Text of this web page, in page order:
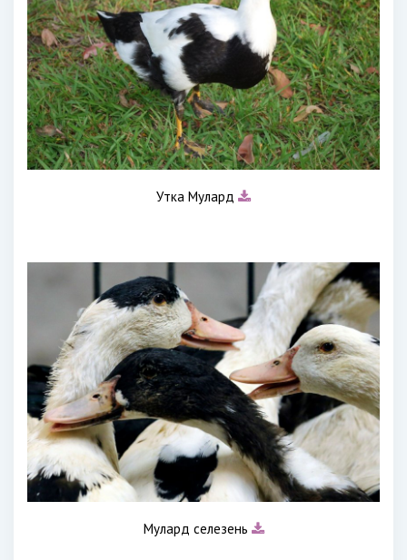
Утка Мулард
Мулард селезень